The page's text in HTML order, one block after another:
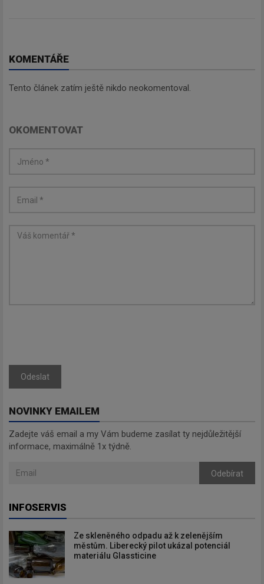
KOMENTÁŘE
Tento článek zatím ještě nikdo neokomentoval.
OKOMENTOVAT
Odeslat
NOVINKY EMAILEM
Zadejte váš email a my Vám budeme zasílat ty nejdůležitější
informace, maximálně 1x týdně.
Odebírat
INFOSERVIS
Ze skleněného odpadu až k zelenějším
městům. Liberecký pilot ukázal potenciál
materiálu Glassticine